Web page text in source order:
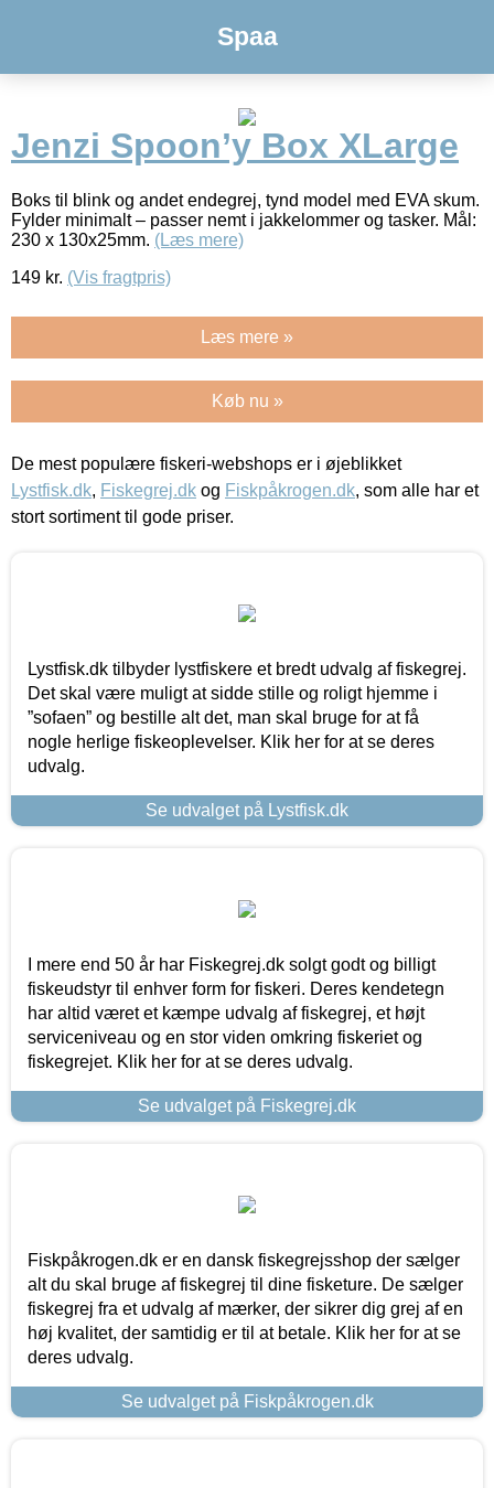
Spaa
Jenzi Spoon’y Box XLarge
Boks til blink og andet endegrej, tynd model med EVA skum.
Fylder minimalt – passer nemt i jakkelommer og tasker. Mål:
230 x 130x25mm. (Læs mere)
149 kr. (Vis fragtpris)
Læs mere »
Køb nu »
De mest populære fiskeri-webshops er i øjeblikket
Lystfisk.dk, Fiskegrej.dk og Fiskpåkrogen.dk, som alle har et
stort sortiment til gode priser.
Lystfisk.dk tilbyder lystfiskere et bredt udvalg af fiskegrej.
Det skal være muligt at sidde stille og roligt hjemme i
”sofaen” og bestille alt det, man skal bruge for at få
nogle herlige fiskeoplevelser. Klik her for at se deres
udvalg.
Se udvalget på Lystfisk.dk
I mere end 50 år har Fiskegrej.dk solgt godt og billigt
fiskeudstyr til enhver form for fiskeri. Deres kendetegn
har altid været et kæmpe udvalg af fiskegrej, et højt
serviceniveau og en stor viden omkring fiskeriet og
fiskegrejet. Klik her for at se deres udvalg.
Se udvalget på Fiskegrej.dk
Fiskpåkrogen.dk er en dansk fiskegrejsshop der sælger
alt du skal bruge af fiskegrej til dine fisketure. De sælger
fiskegrej fra et udvalg af mærker, der sikrer dig grej af en
høj kvalitet, der samtidig er til at betale. Klik her for at se
deres udvalg.
Se udvalget på Fiskpåkrogen.dk